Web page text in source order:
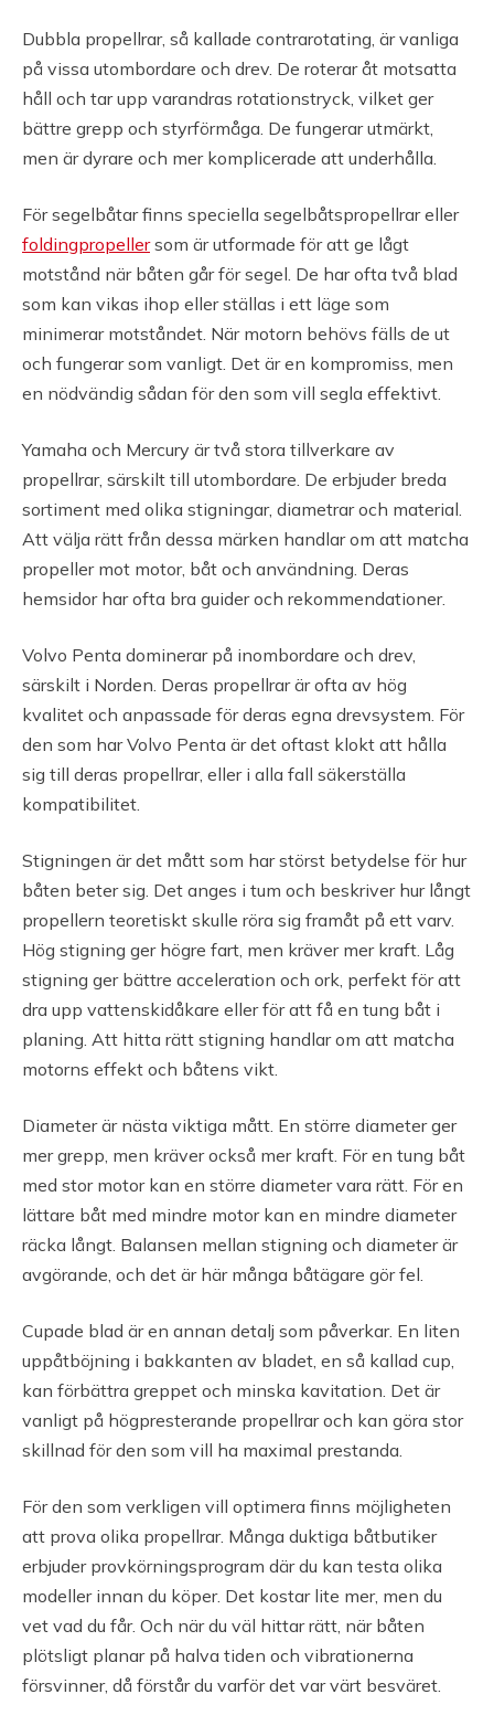
Dubbla propellrar, så kallade contrarotating, är vanliga
på vissa utombordare och drev. De roterar åt motsatta
håll och tar upp varandras rotationstryck, vilket ger
bättre grepp och styrförmåga. De fungerar utmärkt,
men är dyrare och mer komplicerade att underhålla.
För segelbåtar finns speciella segelbåtspropellrar eller
foldingpropellersom är utformade för att ge lågt
motstånd när båten går för segel. De har ofta två blad
som kan vikas ihop eller ställas i ett läge som
minimerar motståndet. När motorn behövs fälls de ut
och fungerar som vanligt. Det är en kompromiss, men
en nödvändig sådan för den som vill segla effektivt.
Yamaha och Mercury är två stora tillverkare av
propellrar, särskilt till utombordare. De erbjuder breda
sortiment med olika stigningar, diametrar och material.
Att välja rätt från dessa märken handlar om att matcha
propeller mot motor, båt och användning. Deras
hemsidor har ofta bra guider och rekommendationer.
Volvo Penta dominerar på inombordare och drev,
särskilt i Norden. Deras propellrar är ofta av hög
kvalitet och anpassade för deras egna drevsystem. För
den som har Volvo Penta är det oftast klokt att hålla
sig till deras propellrar, eller i alla fall säkerställa
kompatibilitet.
Stigningen är det mått som har störst betydelse för hur
båten beter sig. Det anges i tum och beskriver hur långt
propellern teoretiskt skulle röra sig framåt på ett varv.
Hög stigning ger högre fart, men kräver mer kraft. Låg
stigning ger bättre acceleration och ork, perfekt för att
dra upp vattenskidåkare eller för att få en tung båt i
planing. Att hitta rätt stigning handlar om att matcha
motorns effekt och båtens vikt.
Diameter är nästa viktiga mått. En större diameter ger
mer grepp, men kräver också mer kraft. För en tung båt
med stor motor kan en större diameter vara rätt. För en
lättare båt med mindre motor kan en mindre diameter
räcka långt. Balansen mellan stigning och diameter är
avgörande, och det är här många båtägare gör fel.
Cupade blad är en annan detalj som påverkar. En liten
uppåtböjning i bakkanten av bladet, en så kallad cup,
kan förbättra greppet och minska kavitation. Det är
vanligt på högpresterande propellrar och kan göra stor
skillnad för den som vill ha maximal prestanda.
För den som verkligen vill optimera finns möjligheten
att prova olika propellrar. Många duktiga båtbutiker
erbjuder provkörningsprogram där du kan testa olika
modeller innan du köper. Det kostar lite mer, men du
vet vad du får. Och när du väl hittar rätt, när båten
plötsligt planar på halva tiden och vibrationerna
försvinner, då förstår du varför det var värt besväret.